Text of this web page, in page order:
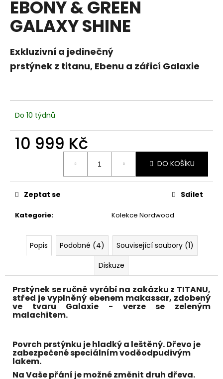
EBONY & GREEN
GALAXY SHINE
Exkluzivní a jedinečný
prstýnek z titanu, Ebenu a zářicí Galaxie
Do 10 týdnů
10 999 Kč
DO KOŠÍKU
Kategorie: Kolekce Nordwood
Zeptat se Sdílet
Popis Podobné (4)
Související soubory (1)
Diskuze
Prstýnek se ručně vyrábí na zakázku z TITANU,
střed je vyplněný ebenem makassar, zdobený
ve tvaru Galaxie - verze se zeleným
malachitem.
Povrch prstýnku je hladký a leštěný. Dřevo je
zabezpečené speciálním voděodpudivým
lakem.
Na Vaše přání je možné změnit druh dřeva.
a
j
t
?
p
o
u
e